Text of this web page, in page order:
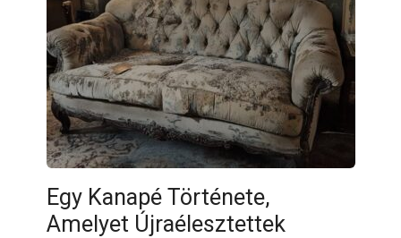
Egy Kanapé Története,
Amelyet Újraélesztettek